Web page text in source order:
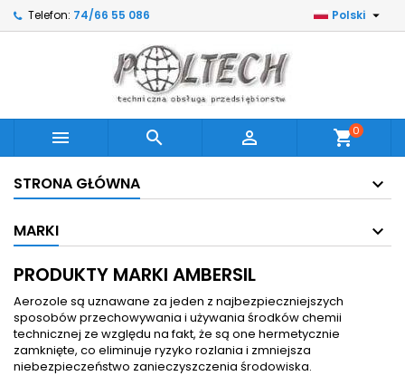
Telefon: 74/66 55 086 Polski 
   shopping_cart0
STRONA GŁÓWNA
MARKI
PRODUKTY MARKI AMBERSIL
Aerozole są uznawane za jeden z najbezpieczniejszych
sposobów przechowywania i używania środków chemii
technicznej ze względu na fakt, że są one hermetycznie
zamknięte, co eliminuje ryzyko rozlania i zmniejsza
niebezpieczeństwo zanieczyszczenia środowiska.